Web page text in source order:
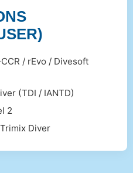
/ rEvo / Divesoft
(TDI / IANTD)
2
Diver